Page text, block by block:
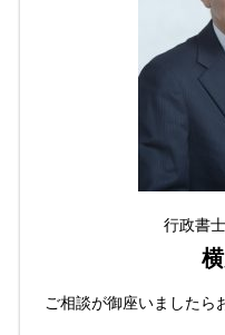
行政書
ご相談が御座いましたら